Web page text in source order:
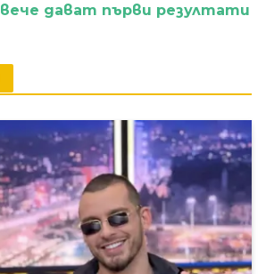
вече дават първи резултати